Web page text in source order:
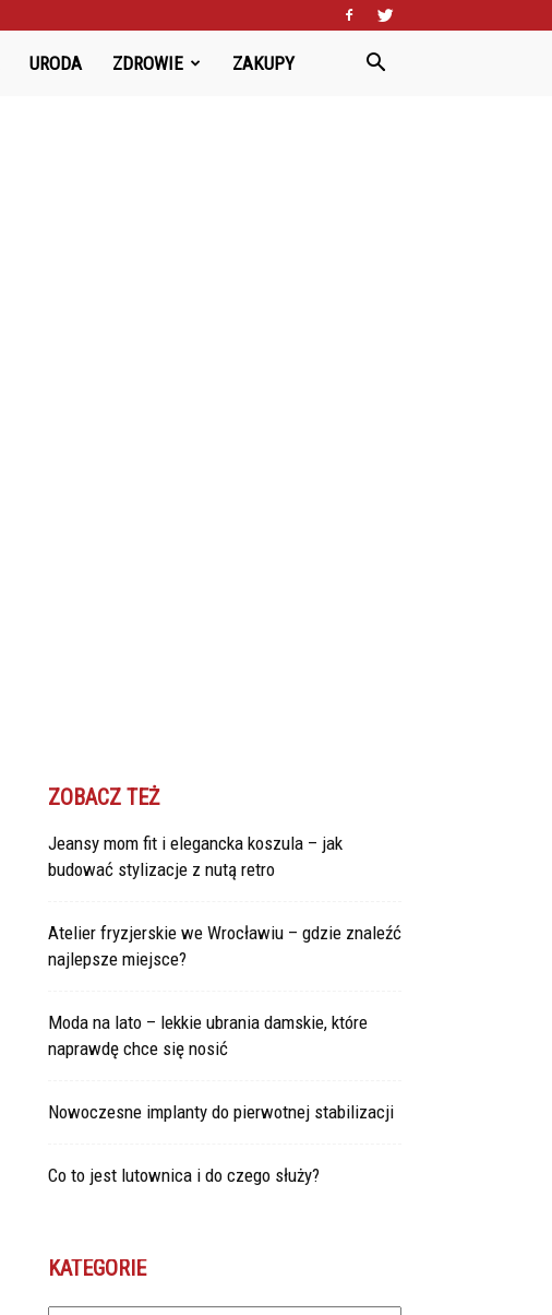
URODA ZDROWIE ZAKUPY
ZOBACZ TEŻ
Jeansy mom fit i elegancka koszula – jak
budować stylizacje z nutą retro
Atelier fryzjerskie we Wrocławiu – gdzie znaleźć
najlepsze miejsce?
Moda na lato – lekkie ubrania damskie, które
naprawdę chce się nosić
Nowoczesne implanty do pierwotnej stabilizacji
Co to jest lutownica i do czego służy?
KATEGORIE
Kategorie